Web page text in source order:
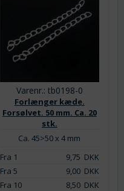
Varenr.: tb0198-0
Forlænger kæde.
Forsølvet. 50 mm. Ca. 20
stk.
Ca. 45>50 x 4 mm
Fra 1
9,75 DKK
Fra 5
9,00DKK
Fra 10
8,50DKK